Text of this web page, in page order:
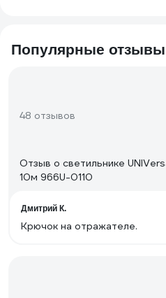
Популярные отзывы
48 отзывов
Отзыв о светильнике
10м 966U-0110
Дмитрий К.
Крючок на отражателе.